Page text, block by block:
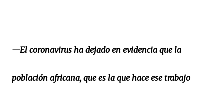
—El coronavirus ha dejado en evidencia que la
población africana, que es la que hace ese trabajo